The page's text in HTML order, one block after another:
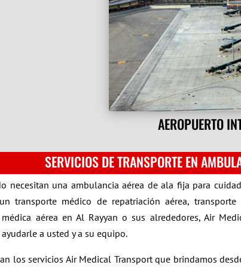
AEROPUERTO
SERVICIOS DE TRANSPORTE EN
necesitan una ambulancia aérea de ala fija para
transporte médico de repatriación aérea, transporte
aérea en Al Rayyan o sus alrededores, Air
a usted y a su equipo.
los servicios Air Medical Transport que brindamos